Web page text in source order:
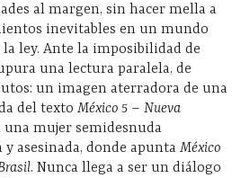
al margen, sin hacer mella a
inevitables en un mundo
ley. Ante la imposibilidad de
una lectura paralela, de
un imagen aterradora de una
del texto México 5 – Nueva
una mujer semidesnuda
asesinada, donde apunta México
. Nunca llega a ser un diálogo